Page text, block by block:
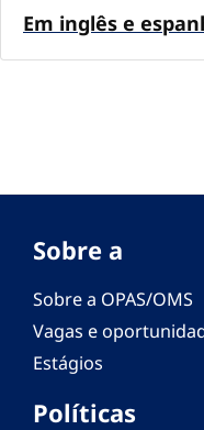
Em inglês e
Sobre a
Sobre a OPAS/OMS
Vagas e
Estágios
Políticas